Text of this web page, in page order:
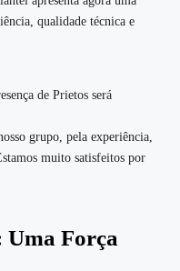
qualidade técnica e
de Prietos será
grupo, pela experiência,
muito satisfeitos por
Uma Força